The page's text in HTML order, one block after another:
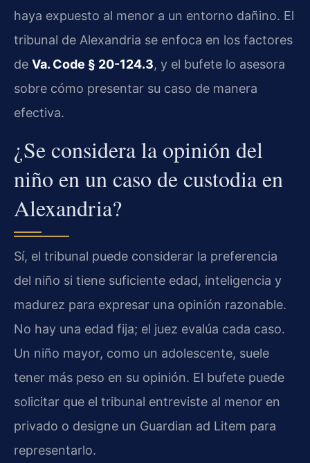
haya expuesto al menor a un entorno dañino. El
tribunal de Alexandria se enfoca en los factores
de Va. Code § 20-124.3, y el bufete lo asesora
sobre cómo presentar su caso de manera
efectiva.
¿Se considera la opinión del
niño en un caso de custodia en
Alexandria?
Sí, el tribunal puede considerar la preferencia
del niño si tiene suficiente edad, inteligencia y
madurez para expresar una opinión razonable.
No hay una edad fija; el juez evalúa cada caso.
Un niño mayor, como un adolescente, suele
tener más peso en su opinión. El bufete puede
solicitar que el tribunal entreviste al menor en
privado o designe un Guardian ad Litem para
representarlo.